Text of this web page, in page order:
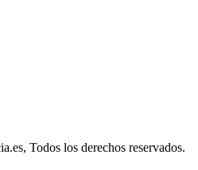
Todos los derechos reservados.